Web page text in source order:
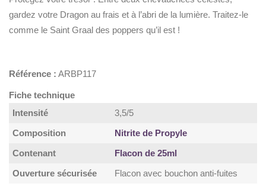
gardez votre Dragon au frais et à l’abri de la lumière. Traitez-le
comme le Saint Graal des poppers qu’il est !
Référence : ARBP117
Fiche technique
Intensité
3,5/5
Composition
Nitrite de Propyle
Contenant
Flacon de 25ml
Ouverture sécurisée
Flacon avec bouchon anti-fuites